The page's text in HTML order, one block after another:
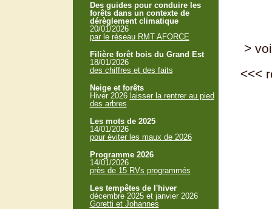
>
<<<
Des guides pour conduire les
forêts dans un contexte de
dérèglement climatique
20/01/2026
par le réseau RMT AFORCE
Filière forêt bois du Grand Est
18/01/2026
des chiffres et des faits
Neige et forêts
Hiver 2026 laisser la rentrer au pied
des arbres
Les mots de 2025
14/01/2026
pour éviter les maux de 2026
Programme 2026
14/01/2026
près de 15 RVs programmés
Les tempêtes de l'hiver
décembre 2025 et janvier 2026
Goretti et Johannes